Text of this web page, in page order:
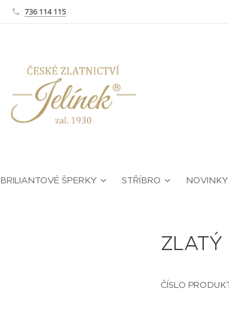
736 114 115
BRILIANTOVÉ ŠPERKY STŘÍBRO NOVINKY
ZLATÝ
ČÍSLO